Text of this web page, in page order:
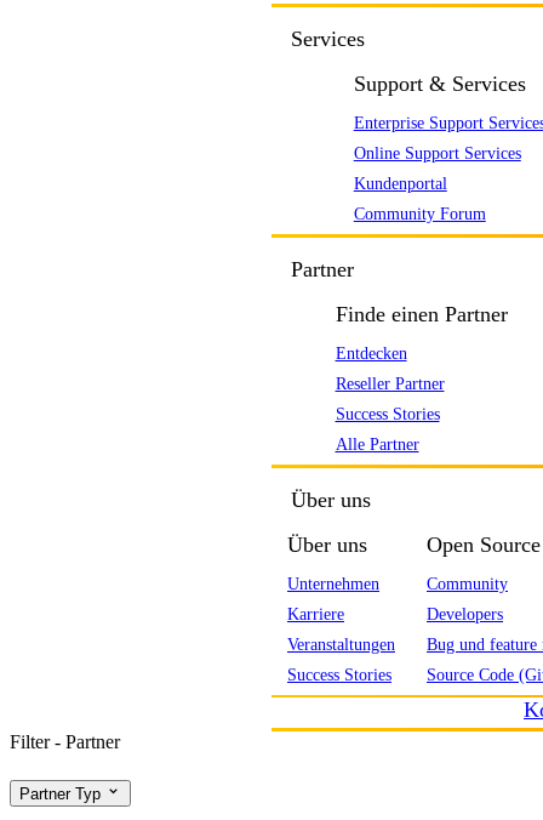
Services
Support & Services
Enterprise Support
Online Support Services
Kundenportal
Community Forum
Partner
Finde einen Partner
Entdecken
Reseller Partner
Success Stories
Alle Partner
Über uns
Über uns
Unternehmen
Karriere
Veranstaltungen
Success Stories
Open Source
Community
Developers
Bug und feature
Source Code
Filter - Partner
Partner Typ